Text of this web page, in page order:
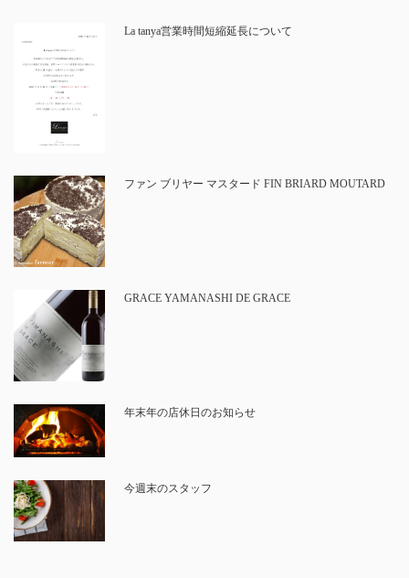
La tanya営業時間短縮延長について
ファン ブリヤー マスタード FIN BRIARD MOUTARD
GRACE YAMANASHI DE GRACE
年末年の店休日のお知らせ
今週末のスタッフ